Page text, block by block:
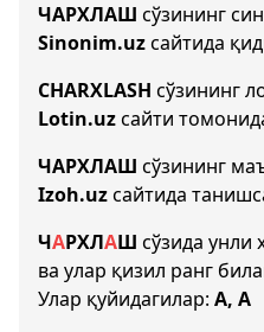
ЧАРХЛАШ сўзининг
Sinonim.uzсайтида
CHARXLASH сўзининг
Lotin.uzсайти
ЧАРХЛАШ сўзининг
Izoh.uzсайтида
ЧАРХЛАШ сўзида унли
ва улар қизил ранг
Улар қуйидагилар: А, А